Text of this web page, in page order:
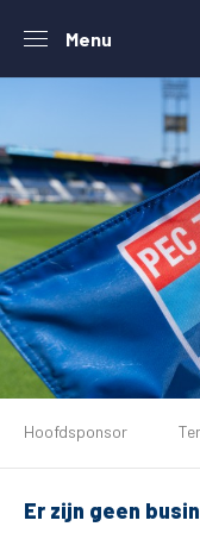
Menu
Tickets
Matchdays
Hoofdsponsor
Er zijn geen